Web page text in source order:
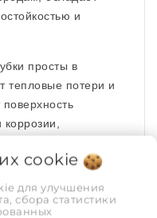
и
просты в
тепловые потери и
чистый материал,
средств
cookie
для улучшения
сбора статистики